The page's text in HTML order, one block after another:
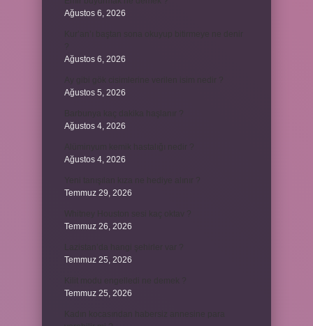
Ağustos 6, 2026
Ağustos 6, 2026
Ağustos 5, 2026
Ağustos 4, 2026
Ağustos 4, 2026
Temmuz 29, 2026
Temmuz 26, 2026
Temmuz 25, 2026
Temmuz 25, 2026